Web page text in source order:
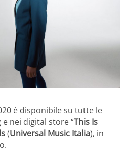
è disponibile su tutte le
nei digital store “This Is
(Universal Music Italia), in